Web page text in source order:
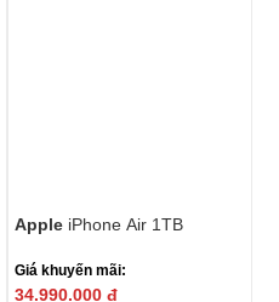
Apple iPhone Air 1TB
Giá khuyến mãi:
34.990.000 đ